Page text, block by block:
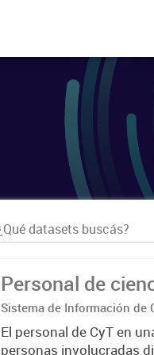
Personal de
Sistema de Información de
El personal de CyT en
personas involucradas